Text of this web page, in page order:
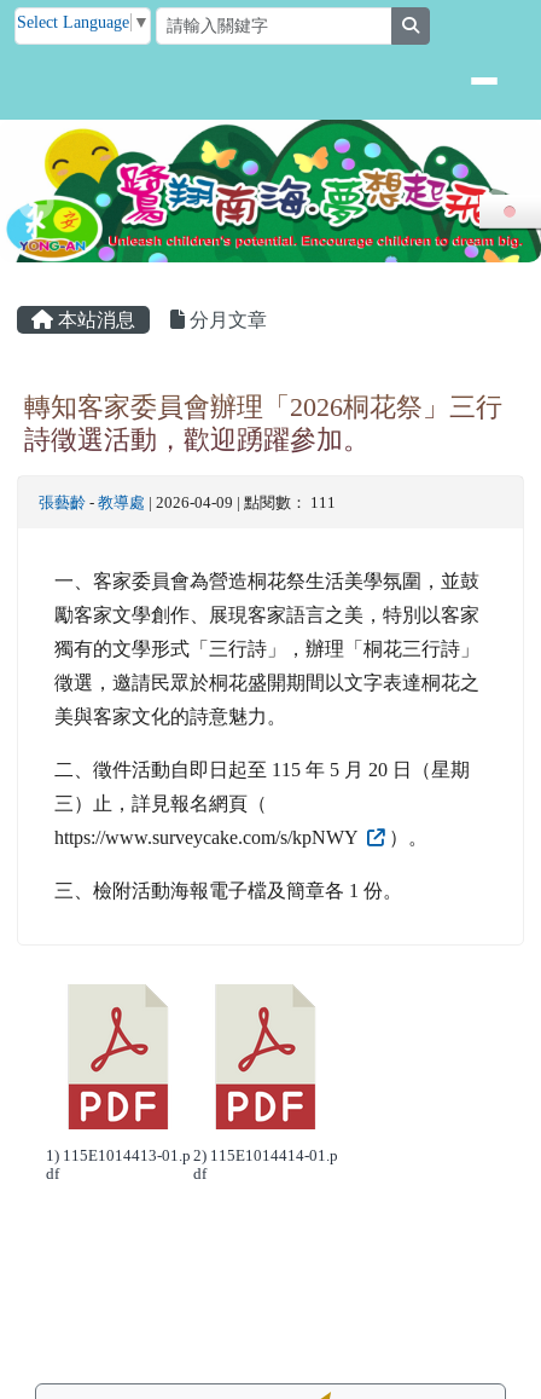
跳至主內容區
臺南市後壁區永安國小
Select Language ▼
本站消息 分月文章
轉知客家委員會辦理「2026桐花祭」三行
詩徵選活動，歡迎踴躍參加。
張藝齡 - 教導處 | 2026-04-09 | 點閱數： 111
一、客家委員會為營造桐花祭生活美學氛圍，並鼓
勵客家文學創作、展現客家語言之美，特別以客家
獨有的文學形式「三行詩」，辦理「桐花三行詩」
徵選，邀請民眾於桐花盛開期間以文字表達桐花之
美與客家文化的詩意魅力。
二、徵件活動自即日起至 115 年 5 月 20 日（星期
三）止，詳見報名網頁（
https://www.surveycake.com/s/kpNWY
）。
三、檢附活動海報電子檔及簡章各 1 份。
1) 115E1014413-01.p
df
2) 115E1014414-01.p
df
左邊區域內容